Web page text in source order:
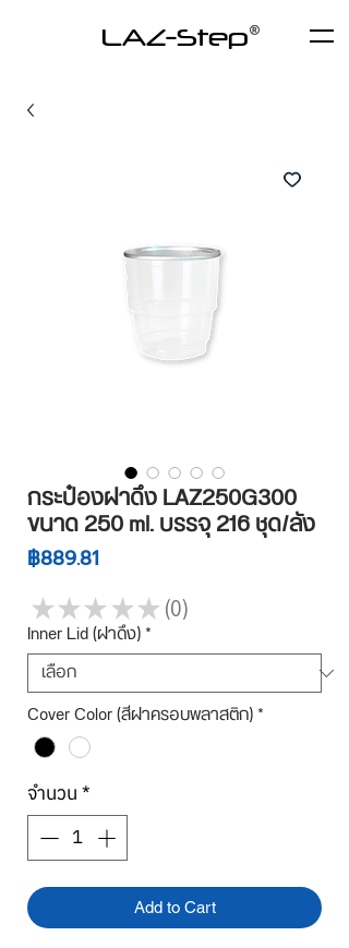
LAZ-Step
กระป๋องฝาดึง LAZ250G300
ขนาด 250 ml. บรรจุ 216 ชุด/ลัง
฿889.81ราคา
★ ★ ★ ★ ★ 0
0
Inner Lid (ฝาดึง)*
Cover Color (สีฝาครอบพลาสติก)*
จำนวน *
Add to Cart